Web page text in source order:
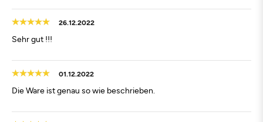
26.12.2022
Sehr gut !!!
01.12.2022
Die Ware ist genau so wie beschrieben.